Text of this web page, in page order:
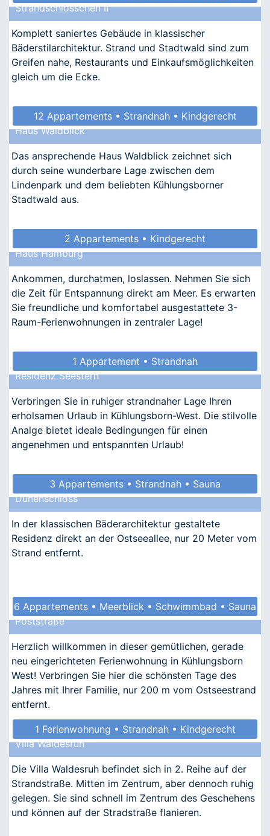
• Allergikergeeignet
Strandschlösschen II
Komplett saniertes Gebäude in klassischer
Bäderstilarchitektur. Strand und Stadtwald sind zum
Greifen nahe, Restaurants und Einkaufsmöglichkeiten
gleich um die Ecke.
12 Appartements • Strandnah • Kindgerecht
• Barrierefrei • Allergikergeeignet
Haus Waldblick
Das ansprechende Haus Waldblick zeichnet sich
durch seine wunderbare Lage zwischen dem
Lindenpark und dem beliebten Kühlungsborner
Stadtwald aus.
2 Appartements • Kindgerecht
Haus Hamburg
Ankommen, durchatmen, loslassen. Nehmen Sie sich
die Zeit für Entspannung direkt am Meer. Es erwarten
Sie freundliche und komfortabel ausgestattete 3-
Raum-Ferienwohnungen in zentraler Lage!
1 Appartement • Strandnah
Residenz Seestern
Verbringen Sie in ruhiger strandnaher Lage Ihren
erholsamen Urlaub in Kühlungsborn-West. Die stilvolle
Analge bietet ideale Bedingungen für einen
angenehmen und entspannten Urlaub!
3 Appartements • Strandnah • Sauna
Dünenschloss
In der klassischen Bäderarchitektur gestaltete
Residenz direkt an der Ostseeallee, nur 20 Meter vom
Strand entfernt.
6 Appartements • Meerblick • Schwimmbad • Sauna
Poststraße
Herzlich willkommen in dieser gemütlichen, gerade
neu eingerichteten Ferienwohnung in Kühlungsborn
West! Verbringen Sie hier die schönsten Tage des
Jahres mit Ihrer Familie, nur 200 m vom Ostseestrand
entfernt.
1 Ferienwohnung • Strandnah • Kindgerecht
Villa Waldesruh
Die Villa Waldesruh befindet sich in 2. Reihe auf der
Strandstraße. Mitten im Zentrum, aber dennoch ruhig
gelegen. Sie sind schnell im Zentrum des Geschehens
und können auf der Stradstraße flanieren.